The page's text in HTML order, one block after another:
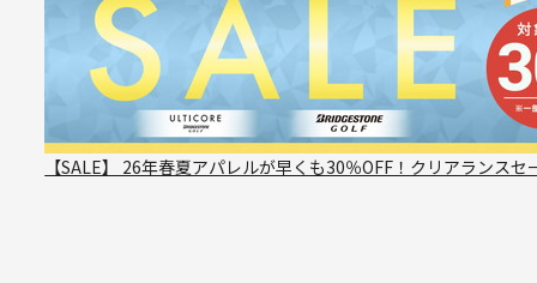
【SALE】 26年春夏アパレルが早くも30％OFF！クリアランスセ